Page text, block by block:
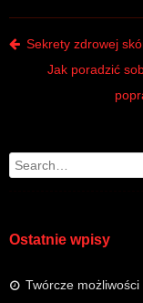
Search
Ostatnie wpisy
Twórcze
Post
Sekrety zdrowej
Jak poradzić